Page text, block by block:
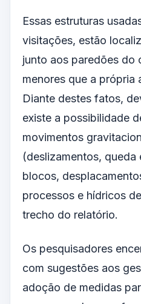
Essas estruturas
visitações, estão
junto aos paredões do
menores que a própria
Diante destes fatos,
existe a possibilidade
movimentos
(deslizamentos, queda
blocos,
processos e hídricos
trecho do relatório.
Os pesquisadores
com sugestões aos
adoção de medidas